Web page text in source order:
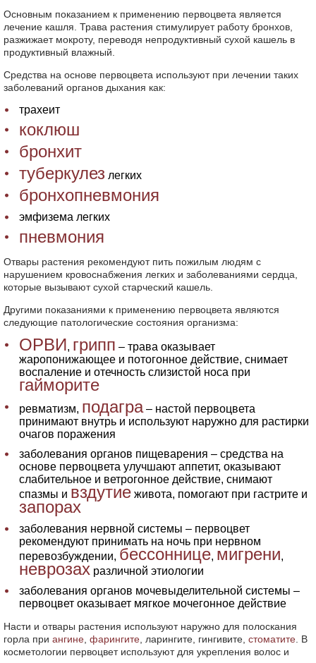
Основным показанием к применению первоцвета является
лечение кашля. Трава растения стимулирует работу бронхов,
разжижает мокроту, переводя непродуктивный сухой кашель в
продуктивный влажный.
Средства на основе первоцвета используют при лечении таких
заболеваний органов дыхания как:
трахеит
коклюш
бронхит
туберкулез легких
бронхопневмония
эмфизема легких
пневмония
Отвары растения рекомендуют пить пожилым людям с
нарушением кровоснабжения легких и заболеваниями сердца,
которые вызывают сухой старческий кашель.
Другими показаниями к применению первоцвета являются
следующие патологические состояния организма:
ОРВИ, грипп – трава оказывает
жаропонижающее и потогонное действие, снимает
воспаление и отечность слизистой носа при
гайморите
ревматизм, подагра– настой первоцвета
принимают внутрь и используют наружно для растирки
очагов поражения
заболевания органов пищеварения – средства на
основе первоцвета улучшают аппетит, оказывают
слабительное и ветрогонное действие, снимают
спазмы и вздутие живота, помогают при гастрите и
запорах
заболевания нервной системы – первоцвет
рекомендуют принимать на ночь при нервном
перевозбуждении, бессоннице, мигрени,
неврозах различной этиологии
заболевания органов мочевыделительной системы –
первоцвет оказывает мягкое мочегонное действие
Насти и отвары растения используют наружно для полоскания
горла при ангине фарингите , ларингите, гингивите, стоматите . В
косметологии первоцвет используют для укрепления волос и